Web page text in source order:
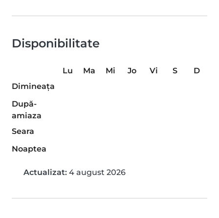
Disponibilitate
Lu Ma Mi Jo Vi S
D
Dimineaţa
După-
amiaza
Seara
Noaptea
Actualizat: 4 august 2026